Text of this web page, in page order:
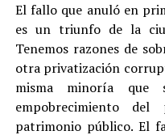
El fallo que anuló en
es un triunfo de la
Tenemos razones de
otra privatización
misma minoría que
empobrecimiento
patrimonio público. El